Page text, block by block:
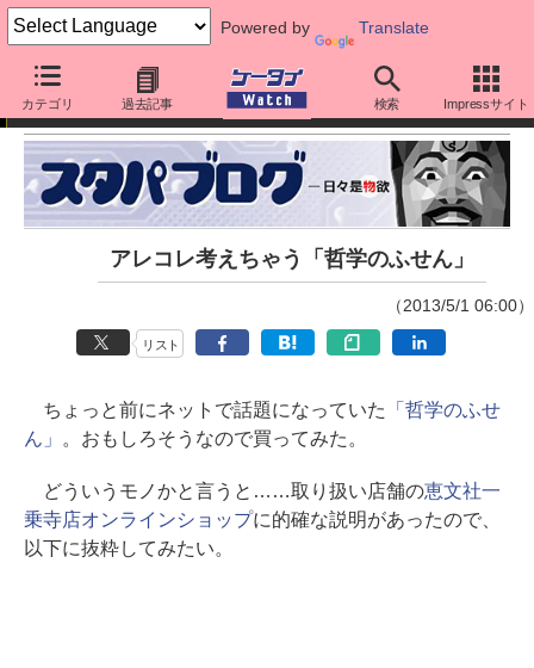
Powered by Translate
カテゴリ 過去記事 検索 Impressサイト
スタパ齋藤の「スタパブログ」
アレコレ考えちゃう「哲学のふせん」
（2013/5/1 06:00）
リスト
ちょっと前にネットで話題になっていた
「哲学のふせ
ん」 。おもしろそうなので買ってみた。
どういうモノかと言うと……取り扱い店舗の恵文社一
乗寺店オンラインショップに的確な説明があったので、
以下に抜粋してみたい。